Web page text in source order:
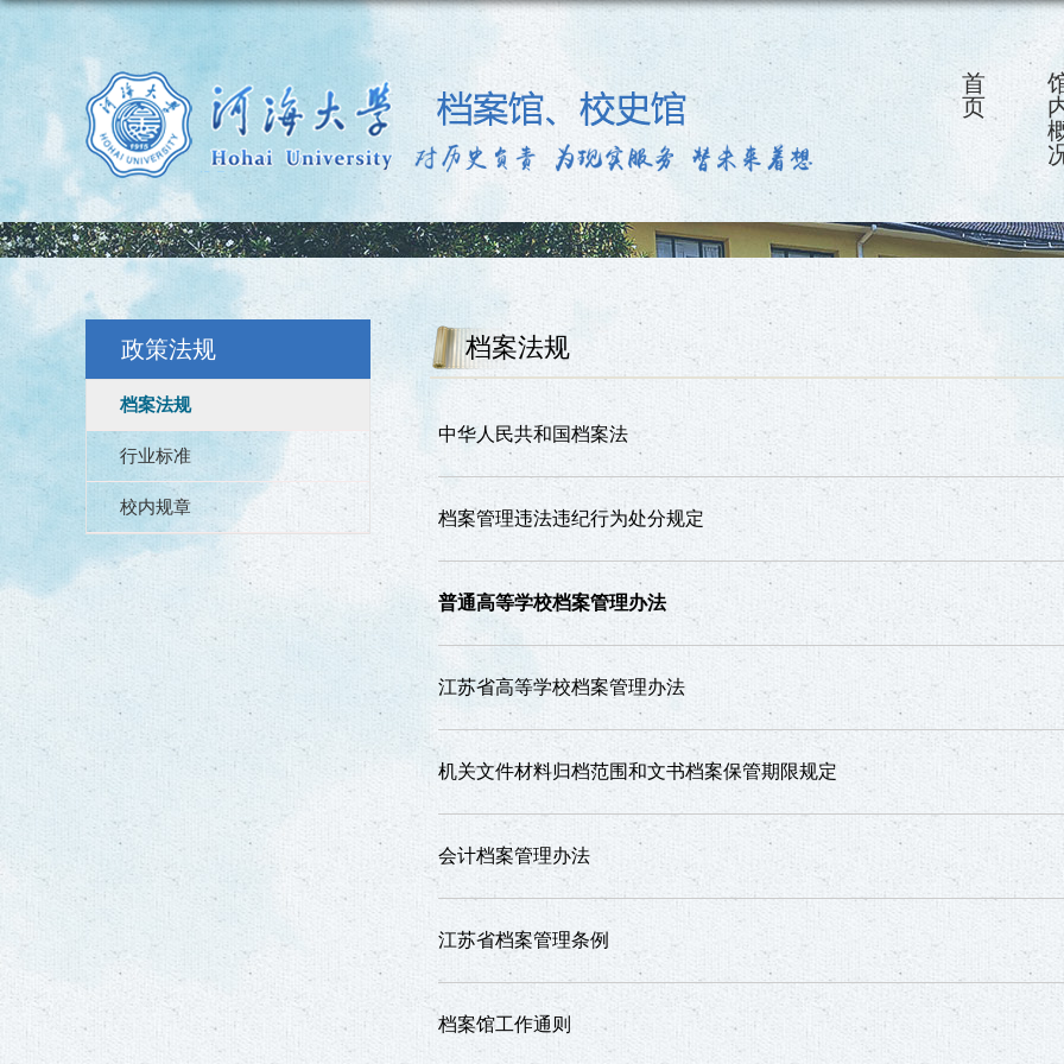
首
页
政策法规
档案法规
行业标准
校内规章
档案法规
中华人民共和国档案法
档案管理违法违纪行为处分规定
普通高等学校档案管理办法
江苏省高等学校档案管理办法
机关文件材料归档范围和文书档案保管期限规定
会计档案管理办法
江苏省档案管理条例
档案馆工作通则